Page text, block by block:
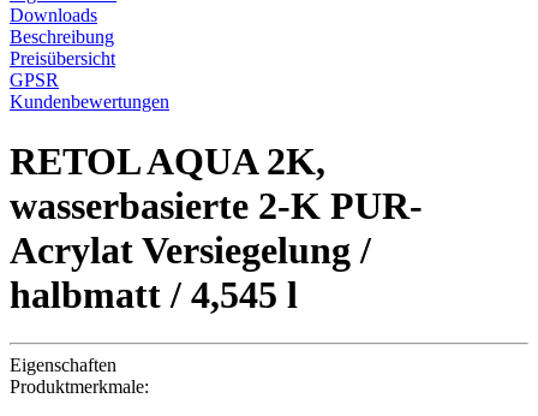
Downloads
Beschreibung
Preisübersicht
GPSR
Kundenbewertungen
RETOL AQUA 2K,
wasserbasierte 2-K PUR-
Acrylat Versiegelung /
halbmatt / 4,545 l
Eigenschaften
Produktmerkmale: